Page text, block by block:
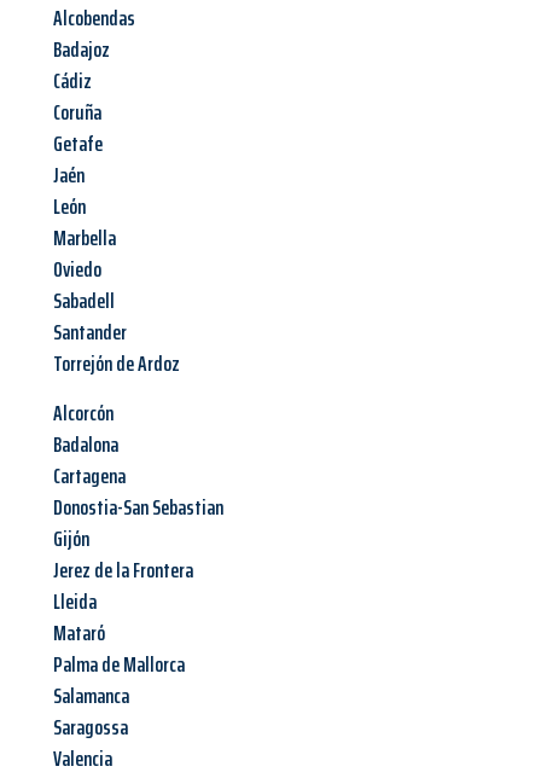
Alcobendas
Badajoz
Cádiz
Coruña
Getafe
Jaén
León
Marbella
Oviedo
Sabadell
Santander
Torrejón de Ardoz
Alcorcón
Badalona
Cartagena
Donostia-San Sebastian
Gijón
Jerez de la Frontera
Lleida
Mataró
Palma de Mallorca
Salamanca
Saragossa
Valencia